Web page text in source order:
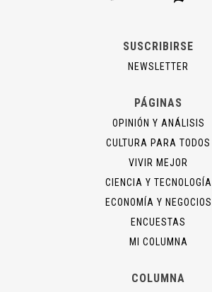
SUSCRIBIRSE
NEWSLETTER
PÁGINAS
OPINIÓN Y ANÁLISIS
CULTURA PARA TODOS
VIVIR MEJOR
CIENCIA Y TECNOLOGÍA
ECONOMÍA Y NEGOCIOS
ENCUESTAS
MI COLUMNA
COLUMNA